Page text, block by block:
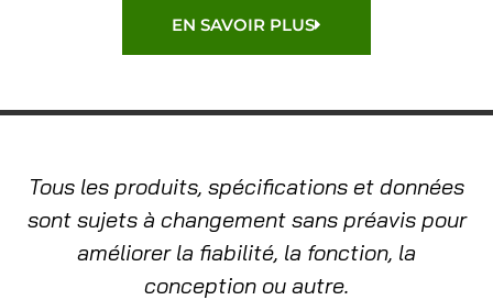
EN SAVOIR PLUS
Tous les produits, spécifications et données
sont sujets à changement sans préavis pour
améliorer la fiabilité, la fonction, la
conception ou autre.